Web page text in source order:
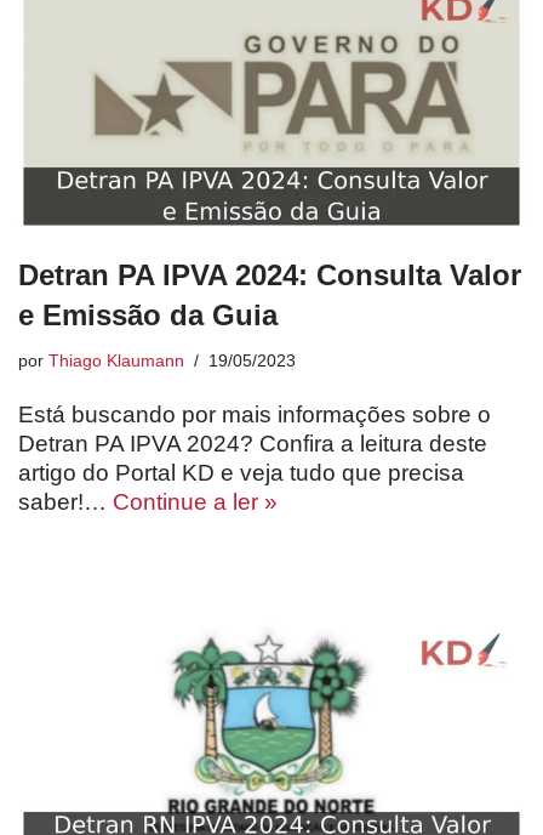
Detran PA IPVA 2024: Consulta Valor
e Emissão da Guia
por Thiago Klaumann 19/05/2023
Está buscando por mais informações sobre o
Detran PA IPVA 2024? Confira a leitura deste
artigo do Portal KD e veja tudo que precisa
saber!… Continue a ler »